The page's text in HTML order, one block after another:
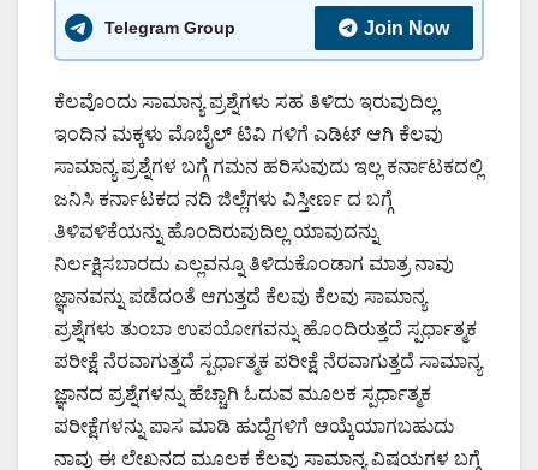
Telegram Group Join Now
ಕೆಲವೊಂದು ಸಾಮಾನ್ಯ ಪ್ರಶ್ನೆಗಳು ಸಹ ತಿಳಿದು ಇರುವುದಿಲ್ಲ
ಇಂದಿನ ಮಕ್ಕಳು ಮೊಬೈಲ್ ಟಿವಿ ಗಳಿಗೆ ಎಡಿಟ್ ಆಗಿ ಕೆಲವು
ಸಾಮಾನ್ಯ ಪ್ರಶ್ನೆಗಳ ಬಗ್ಗೆ ಗಮನ ಹರಿಸುವುದು ಇಲ್ಲ ಕರ್ನಾಟಕದಲ್ಲಿ
ಜನಿಸಿ ಕರ್ನಾಟಕದ ನದಿ ಜಿಲ್ಲೆಗಳು ವಿಸ್ತೀರ್ಣ ದ ಬಗ್ಗೆ
ತಿಳಿವಳಿಕೆಯನ್ನು ಹೊಂದಿರುವುದಿಲ್ಲ ಯಾವುದನ್ನು
ನಿರ್ಲಕ್ಷಿಸಬಾರದು ಎಲ್ಲವನ್ನೂ ತಿಳಿದುಕೊಂಡಾಗ ಮಾತ್ರ ನಾವು
ಜ್ಞಾನವನ್ನು ಪಡೆದಂತೆ ಆಗುತ್ತದೆ ಕೆಲವು ಕೆಲವು ಸಾಮಾನ್ಯ
ಪ್ರಶ್ನೆಗಳು ತುಂಬಾ ಉಪಯೋಗವನ್ನು ಹೊಂದಿರುತ್ತದೆ ಸ್ಪರ್ಧಾತ್ಮಕ
ಪರೀಕ್ಷೆ ನೆರವಾಗುತ್ತದೆ ಸ್ಪರ್ಧಾತ್ಮಕ ಪರೀಕ್ಷೆ ನೆರವಾಗುತ್ತದೆ ಸಾಮಾನ್ಯ
ಜ್ಞಾನದ ಪ್ರಶ್ನೆಗಳನ್ನು ಹೆಚ್ಚಾಗಿ ಓದುವ ಮೂಲಕ ಸ್ಪರ್ಧಾತ್ಮಕ
ಪರೀಕ್ಷೆಗಳನ್ನು ಪಾಸ ಮಾಡಿ ಹುದ್ದೆಗಳಿಗೆ ಆಯ್ಕೆಯಾಗಬಹುದು
ನಾವು ಈ ಲೇಖನದ ಮೂಲಕ ಕೆಲವು ಸಾಮಾನ್ಯ ವಿಷಯಗಳ ಬಗ್ಗೆ